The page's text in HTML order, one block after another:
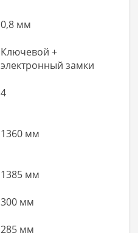
0,8 мм
Ключевой +
электронный замки
4
1360 мм
1385 мм
300 мм
285 мм